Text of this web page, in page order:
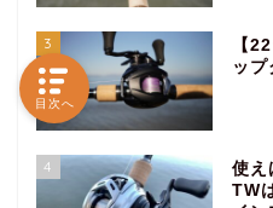
3
【
ップ
4
使え
TW
目次へ